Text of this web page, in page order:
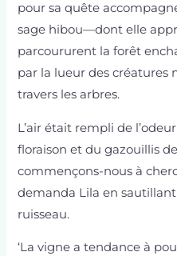
pour sa quête
sage hibou—dont elle
parcoururent la forêt
par la lueur des créatures
travers les arbres.
L’air était rempli de
floraison et du gazouillis
commençons-nous à
demanda Lila en
ruisseau.
‘La vigne a tendance à